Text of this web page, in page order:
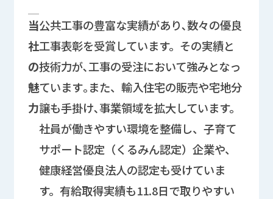
企業PRに関する情報欄
当
社
の
魅
力
公共工事の豊富な実績があり､数々の優良
工事表彰を受賞しています。その実績と
技術力が､工事の受注において強みとなっ
ています｡また、輸入住宅の販売や宅地分
譲も手掛け､事業領域を拡大しています。
社員が働きやすい環境を整備し、子育て
サポート認定（くるみん認定）企業や、
健康経営優良法人の認定も受けていま
す。有給取得実績も11.8日で取りやすい